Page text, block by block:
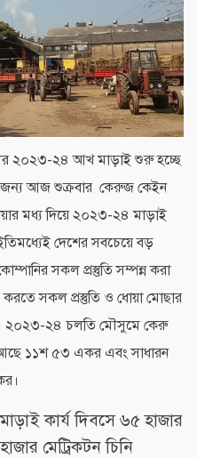
২০২৩-২৪ আখ মাড়াই শুরু হচ্ছে
আজ শুক্রবার কেরুজ কেইন
মধ্য দিয়ে ২০২৩-২৪ মাড়াই
দেশের সবচেয়ে বড়
সকল প্রস্তুতি সম্পন্ন করা
সকল প্রস্তুতি ও ধোয়া মোছার
২০২৩-২৪ চলতি মৌসুমে কেরু
১১শ ৫৩ একর এবং সাধারন
কার্য দিবসে ৬৫ হাজার
মেট্রিকটন চিনি